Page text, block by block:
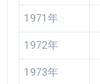
1971年
1972年
1973年